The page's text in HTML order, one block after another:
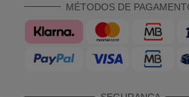
MÉTODOS DE